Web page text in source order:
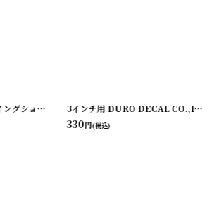
[220727-1]
フランス語表記のソーイングショップ紙袋 [220901-2] 3インチ用 DURO DECAL CO.,INC. DECAL PAPER PACKAGE シャリ紙のデカール用袋
330円(税込)